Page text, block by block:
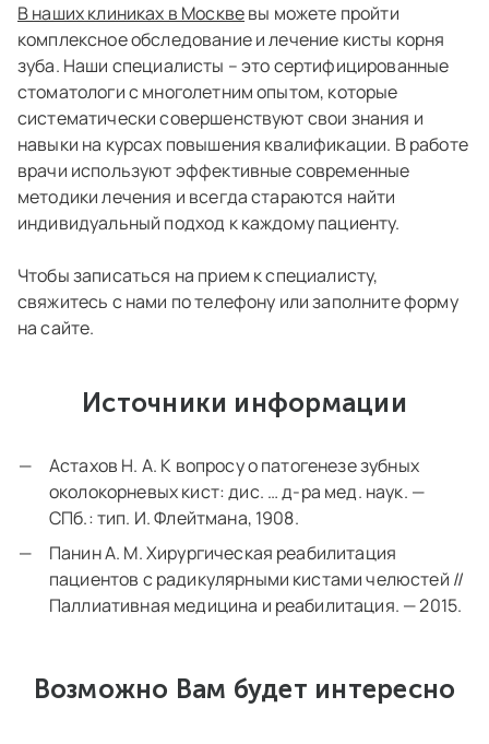
В наших клиниках в Москвевы можете пройти
комплексное обследование и лечение кисты корня
зуба. Наши специалисты – это сертифицированные
стоматологи с многолетним опытом, которые
систематически совершенствуют свои знания и
навыки на курсах повышения квалификации. В работе
врачи используют эффективные современные
методики лечения и всегда стараются найти
индивидуальный подход к каждому пациенту.
Чтобы записаться на прием к специалисту,
свяжитесь с нами по телефону или заполните форму
на сайте.
Источники информации
Астахов Н. А. К вопросу о патогенезе зубных
околокорневых кист: дис. … д-ра мед. наук. —
СПб.: тип. И. Флейтмана, 1908.
Панин А. М. Хирургическая реабилитация
пациентов с радикулярными кистами челюстей //
Паллиативная медицина и реабилитация. — 2015.
Возможно Вам будет интересно